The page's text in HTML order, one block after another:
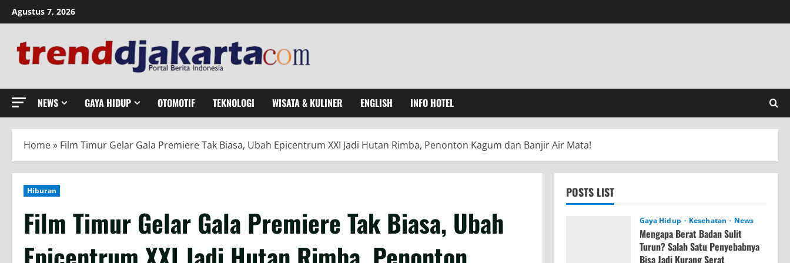
Skip
to
Agustus 7, 2026
NEWS GAYA HIDUP OTOMOTIF TEKNOLOGI WISATA & KULINER ENGLISH INFO HOTEL
Home» Film Timur Gelar Gala Premiere Tak Biasa, Ubah Epicentrum XXI Jadi Hutan Rimba, Penonton Kagum dan Banjir Air Mata!
Hiburan
Film Timur Gelar Gala Premiere Tak Biasa, Ubah
POSTS LIST
Gaya Hidup Kesehatan News
Mengapa Berat Badan Sulit
Turun? Salah Satu Penyebabnya
Bisa Jadi Kurang Serat